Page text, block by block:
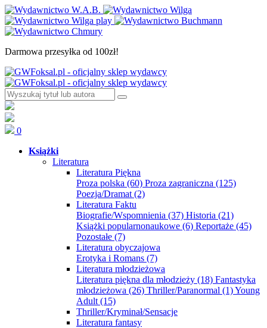
Darmowa przesyłka od 100zł!
0
Książki
Literatura
Literatura Piękna
Proza polska (60) Proza zagraniczna (125)
Poezja/Dramat (2)
Literatura Faktu
Biografie/Wspomnienia (37) Historia (21)
Książki popularnonaukowe (6) Reportaże (45)
Pozostałe (7)
Literatura obyczajowa
Erotyka i Romans (7)
Literatura młodzieżowa
Literatura piękna dla młodzieży (18) Fantastyka
młodzieżowa (26) Thriller/Paranormal (1)Young
Adult (15)
Thriller/Kryminał/Sensacje
Literatura fantasy